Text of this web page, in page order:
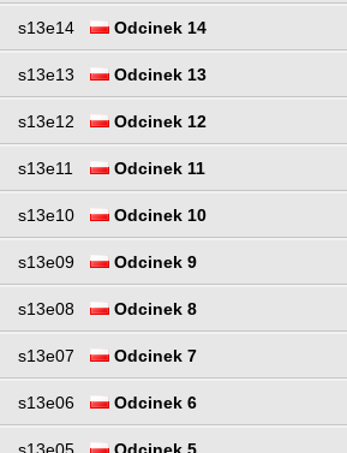
s13e14 Odcinek 14
s13e13 Odcinek 13
s13e12 Odcinek 12
s13e11 Odcinek 11
s13e10 Odcinek 10
s13e09 Odcinek 9
s13e08 Odcinek 8
s13e07 Odcinek 7
s13e06 Odcinek 6